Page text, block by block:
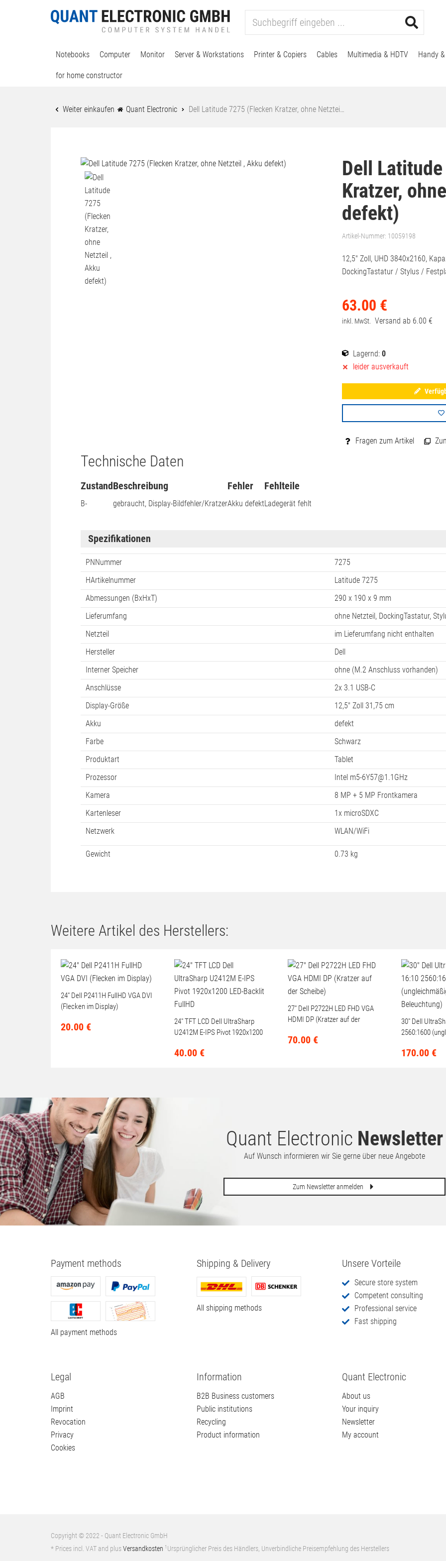
Notebooks Computer Monitor Server & Workstations Printer & Copiers Cables Multimedia & HDTV Handy
for home constructor
Weiter einkaufen Quant Electronic Dell Latitude 7275 (Flecken Kratzer, ohne Netztei…
Dell
Kratzer,
defekt)
Artikel-Nummer: 10059198
12,5" Zoll, UHD 3840x2160,
DockingTastatur / Stylus /
63.00 €
inkl. MwSt. Versand ab 6.00 €
Lagernd: 0
leider ausverkauft
Fragen zum Artikel
Technische Daten
Zustand
B-
Beschreibung
gebraucht, Display-Bildfehler/Kratzer
Fehler
Akku defekt
Fehlteile
Ladegerät fehlt
Spezifikationen
PNNummer
7275
HArtikelnummer
Latitude 7275
Abmessungen (BxHxT)
290 x 190 x 9 mm
Lieferumfang
ohne Netzteil, DockingTastatur,
Netzteil
im Lieferumfang nicht enthalten
Hersteller
Dell
Interner Speicher
ohne (M.2 Anschluss vorhanden)
Anschlüsse
2x 3.1 USB-C
Display-Größe
12,5" Zoll 31,75 cm
Akku
defekt
Farbe
Schwarz
Produktart
Tablet
Prozessor
Intel m5-6Y57@1.1GHz
Kamera
8 MP + 5 MP Frontkamera
Kartenleser
1x microSDXC
Netzwerk
WLAN/WiFi
Gewicht 0.73 kg
Weitere Artikel des Herstellers:
24" Dell P2411H FullHD VGA DVI
(Flecken im Display)
20.00 €
24" TFT LCD Dell UltraSharp
U2412M E-IPS Pivot 1920x1200
40.00 €
27" Dell P2722H LED FHD VGA
HDMI DP (Kratzer auf der
70.00 €
30" Dell
2560:1600
170.00 €
Quant Electronic Newsletter
Auf Wunsch informieren wir Sie gerne über neue Angebote
Zum Newsletter anmelden
Payment methods
All payment methods
Shipping & Delivery
All shipping methods
Unsere Vorteile
Secure store system
Competent consulting
Professional service
Fast shipping
Legal
AGB
Imprint
Revocation
Privacy
Cookies
Information
B2B Business customers
Public institutions
Recycling
Product information
Quant Electronic
About us
Your inquiry
Newsletter
My account
Copyright © 2022 - Quant Electronic GmbH
* Prices incl. VAT and plusVersandkosten 1 Ursprünglicher Preis des Händlers, Unverbindliche Preisempfehlung des Herstellers